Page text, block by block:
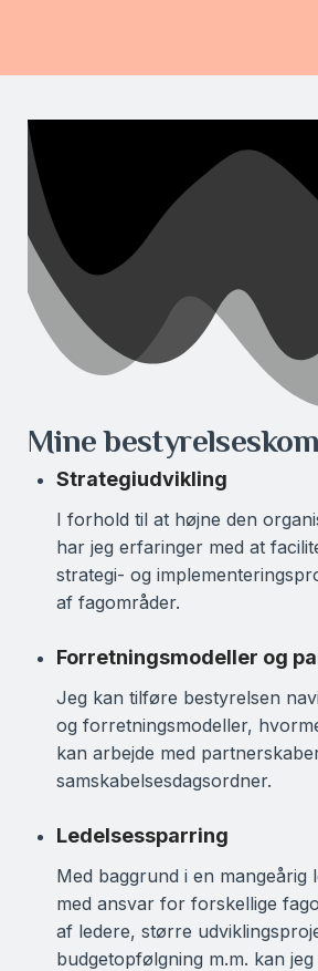
Mine
Strategiudvikling
I forhold til at højne den
har jeg erfaringer med at
strategi- og
af fagområder.
Forretningsmodeller og
Jeg kan tilføre bestyrelsen
og forretningsmodeller,
kan arbejde med
samskabelsesdagsordner.
Ledelsessparring
Med baggrund i en mangeårig
med ansvar for forskellige
af ledere, større
budgetopfølgning m.m. kan jeg